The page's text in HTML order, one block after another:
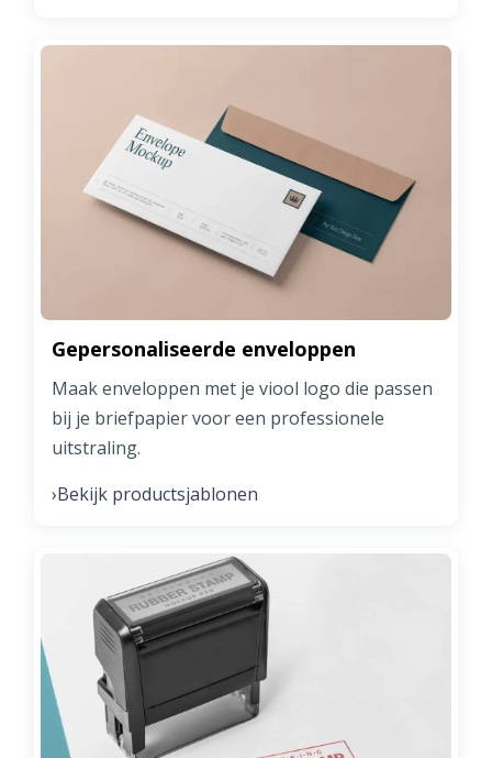
Gepersonaliseerde enveloppen
Maak enveloppen met je viool logo die passen
bij je briefpapier voor een professionele
uitstraling.
›Bekijk productsjablonen